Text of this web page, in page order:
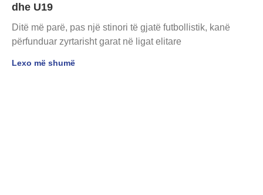
dhe U19
Ditë më parë, pas një stinori të gjatë futbollistik, kanë
përfunduar zyrtarisht garat në ligat elitare
Lexo më shumë